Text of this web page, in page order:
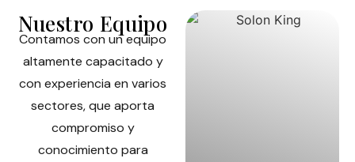
Nuestro Equipo
Contamos con un equipo
altamente capacitado y
con experiencia en varios
sectores, que aporta
compromiso y
conocimiento para